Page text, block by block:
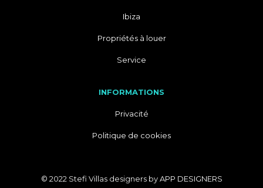
Ibiza
Propriétés à louer
Service
INFORMATIONS
Privacité
Politique de cookies
© 2022 Stefi Villas designers byAPP DESIGNERS